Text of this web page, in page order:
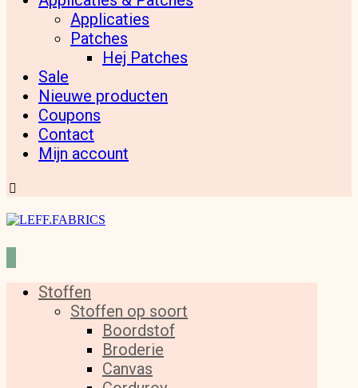
Applicaties
Patches
Hej Patches
Sale
Nieuwe producten
Coupons
Contact
Mijn account
Stoffen
Stoffen op soort
Boordstof
Broderie
Canvas